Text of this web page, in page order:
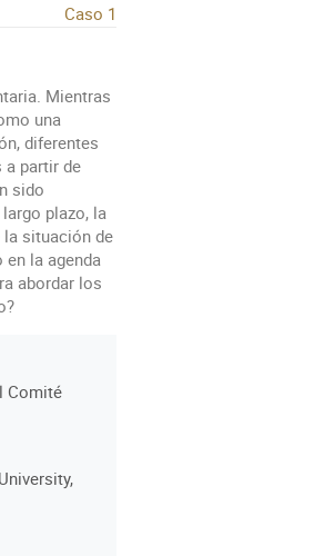
Caso 1
Mientras
una
diferentes
a partir de
sido
plazo, la
la situación de
la agenda
abordar los
Comité